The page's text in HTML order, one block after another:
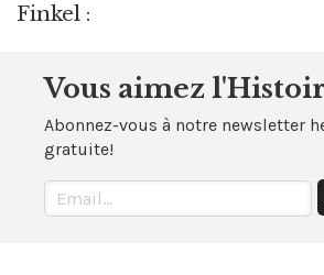
Finkel :
Vous aimez
Abonnez-vous à notre newsletter
gratuite!